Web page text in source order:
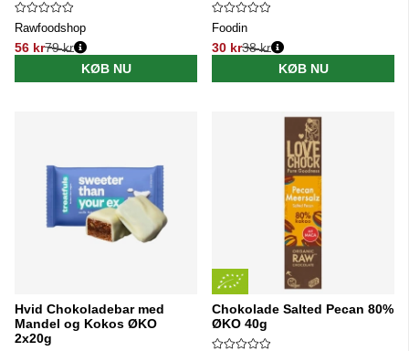
Rawfoodshop
56 kr
Normalpris:
79 kr
KØB NU
Foodin
30 kr
Normalpris:
38 kr
KØB NU
Hvid Chokoladebar med
Mandel og Kokos ØKO
2x20g
Chokolade Salted Pecan 80%
ØKO 40g